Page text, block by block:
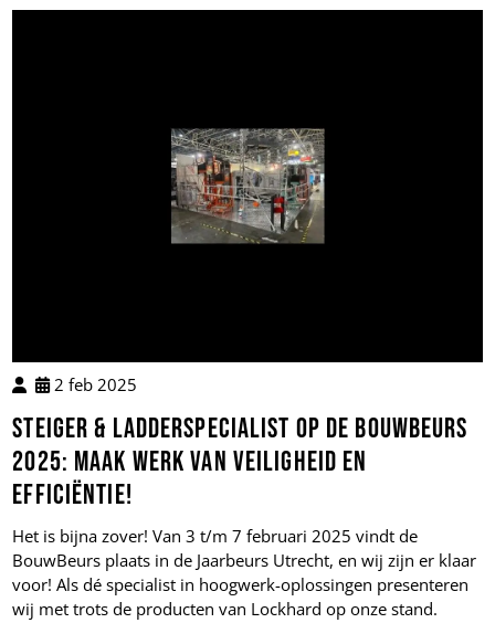
2 feb 2025
Steiger & Ladderspecialist op de BouwBeurs
2025: Maak Werk van Veiligheid en
Efficiëntie!
Het is bijna zover! Van 3 t/m 7 februari 2025 vindt de
BouwBeurs plaats in de Jaarbeurs Utrecht, en wij zijn er klaar
voor! Als dé specialist in hoogwerk-oplossingen presenteren
wij met trots de producten van Lockhard op onze stand.